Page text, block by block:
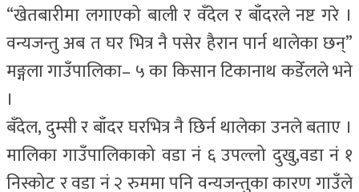
“खेतबारीमा लगाएको बाली र वँदेल र बाँदरले नष्ट गरे ।
वन्यजन्तु अब त घर भित्र नै पसेर हैरान पार्न थालेका छन्”
मङ्गला गाउँपालिका– ५ का किसान टिकानाथ कडेँलले भने
।
बँदेल, दुम्सी र बाँदर घरभित्र नै छिर्न थालेका उनले बताए ।
मालिका गाउँपालिकाको वडा नं ६ उपल्लो दुखु,वडा नं १
निस्कोट र वडा नं २ रुममा पनि वन्यजन्तुका कारण गाउँले